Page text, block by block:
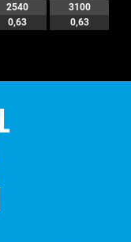
2540
3100
0,63 0,63